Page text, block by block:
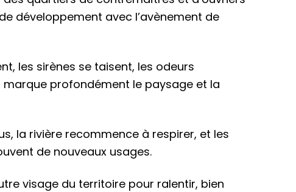
développement avec l’avènement de
les sirènes se taisent, les odeurs
marque profondément le paysage et la
la rivière recommence à respirer, et les
de nouveaux usages.
visage du territoire pour ralentir, bien